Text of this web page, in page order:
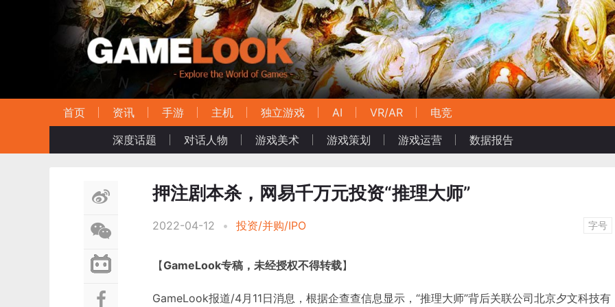
首页 资讯 手游 主机 独立游戏 AI VR/AR
电竞
深度话题
对话人物 游戏美术 游戏策划 游戏运营 数据报告
押注剧本杀，网易千万元投资“推理大师”
2022-04-12 • 投资/并购/IPO 字号
【GameLook专稿，未经授权不得转载】
GameLook报道/4月11日消息，根据企查查信息显示，“推理大师”背后关联公司北京夕文科技有